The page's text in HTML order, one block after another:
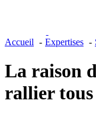
Accueil Expertises
La raison
rallier tous